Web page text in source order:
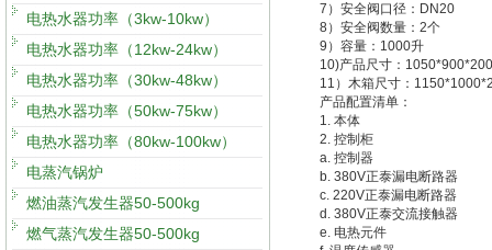
电热水器功率（3kw-10kw）
电热水器功率（12kw-24kw）
电热水器功率（30kw-48kw）
电热水器功率（50kw-75kw）
电热水器功率（80kw-100kw）
电蒸汽锅炉
燃油蒸汽发生器50-500kg
燃气蒸汽发生器50-500kg
7）安全阀口径：DN20
8）安全阀数量：2个
9）容量：1000升
10)产品尺寸：
11）木箱尺寸：
产品配置清单：
1. 本体
2. 控制柜
a. 控制器
b. 380V正泰漏电断路器
c. 220V正泰漏电断路器
d. 380V正泰交流接触器
e. 电热元件